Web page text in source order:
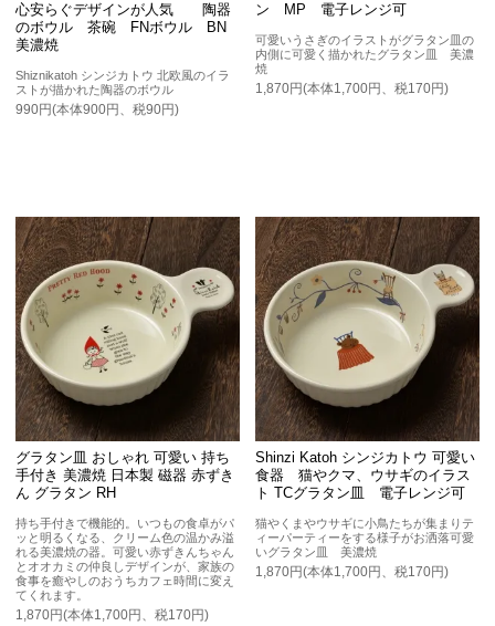
心安らぐデザインが人気 陶器
のボウル 茶碗 FNボウル BN
美濃焼
Shiznikatoh シンジカトウ 北欧風のイラ
ストが描かれた陶器のボウル
990円(本体900円、税90円)
ン MP 電子レンジ可
可愛いうさぎのイラストがグラタン皿の
内側に可愛く描かれたグラタン皿 美濃
焼
1,870円(本体1,700円、税170円)
グラタン皿 おしゃれ 可愛い 持ち
手付き 美濃焼 日本製 磁器 赤ずき
ん グラタン RH
持ち手付きで機能的。いつもの食卓がパ
ッと明るくなる、クリーム色の温かみ溢
れる美濃焼の器。可愛い赤ずきんちゃん
とオオカミの仲良しデザインが、家族の
食事を癒やしのおうちカフェ時間に変え
てくれます。
1,870円(本体1,700円、税170円)
Shinzi Katoh シンジカトウ 可愛い
食器 猫やクマ、ウサギのイラス
ト TCグラタン皿 電子レンジ可
猫やくまやウサギに小鳥たちが集まりテ
ィーパーティーをする様子がお洒落可愛
いグラタン皿 美濃焼
1,870円(本体1,700円、税170円)